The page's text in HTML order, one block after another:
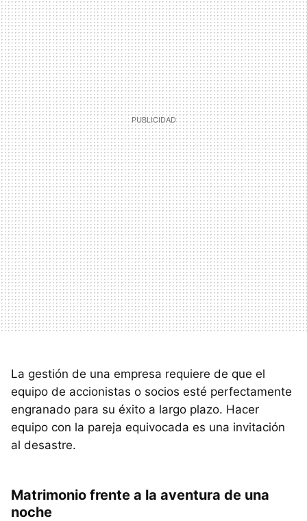
La gestión de una empresa requiere de que el
equipo de accionistas o socios esté perfectamente
engranado para su éxito a largo plazo. Hacer
equipo con la pareja equivocada es una invitación
al desastre.
Matrimonio frente a la aventura de una
noche